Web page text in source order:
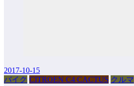
2017-10-15
バイク CITROEN C4 CACTUS クルマ